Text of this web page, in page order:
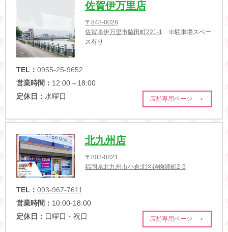
佐賀伊万里店
〒848-0028
佐賀県伊万里市脇田町221-1 ※駐車場スペー
ス有り
TEL： 0955-25-9652
営業時間： 12:00～18:00
定休日： 水曜日 店舗専用ページ ＞
北九州店
〒803-0821
福岡県北九州市小倉北区鋳物師町2-5
TEL： 093-967-7611
営業時間： 10:00-18:00
定休日： 日曜日・祝日 店舗専用ページ ＞